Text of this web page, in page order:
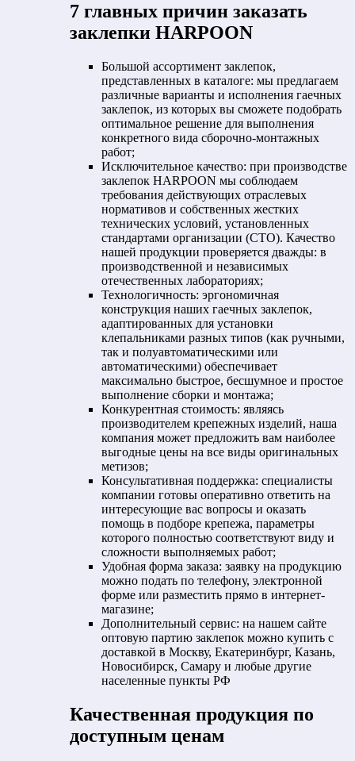
7 главных причин заказать
заклепки HARPOON
Большой ассортимент заклепок,
представленных в каталоге: мы предлагаем
различные варианты и исполнения гаечных
заклепок, из которых вы сможете подобрать
оптимальное решение для выполнения
конкретного вида сборочно-монтажных
работ;
Исключительное качество: при производстве
заклепок HARPOON мы соблюдаем
требования действующих отраслевых
нормативов и собственных жестких
технических условий, установленных
стандартами организации (СТО). Качество
нашей продукции проверяется дважды: в
производственной и независимых
отечественных лабораториях;
Технологичность: эргономичная
конструкция наших гаечных заклепок,
адаптированных для установки
клепальниками разных типов (как ручными,
так и полуавтоматическими или
автоматическими) обеспечивает
максимально быстрое, бесшумное и простое
выполнение сборки и монтажа;
Конкурентная стоимость: являясь
производителем крепежных изделий, наша
компания может предложить вам наиболее
выгодные цены на все виды оригинальных
метизов;
Консультативная поддержка: специалисты
компании готовы оперативно ответить на
интересующие вас вопросы и оказать
помощь в подборе крепежа, параметры
которого полностью соответствуют виду и
сложности выполняемых работ;
Удобная форма заказа: заявку на продукцию
можно подать по телефону, электронной
форме или разместить прямо в интернет-
магазине;
Дополнительный сервис: на нашем сайте
оптовую партию заклепок можно купить с
доставкой в Москву, Екатеринбург, Казань,
Новосибирск, Самару и любые другие
населенные пункты РФ
Качественная продукция по
доступным ценам